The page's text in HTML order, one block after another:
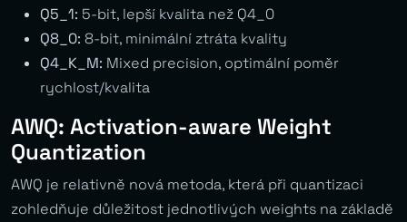
Q5_1: 5-bit, lepší kvalita než Q4_0
Q8_0: 8-bit, minimální ztráta kvality
Q4_K_M: Mixed precision, optimální poměr
rychlost/kvalita
AWQ: Activation-aware Weight
Quantization
AWQ je relativně nová metoda, která při quantizaci
zohledňuje důležitost jednotlivých weights na základě